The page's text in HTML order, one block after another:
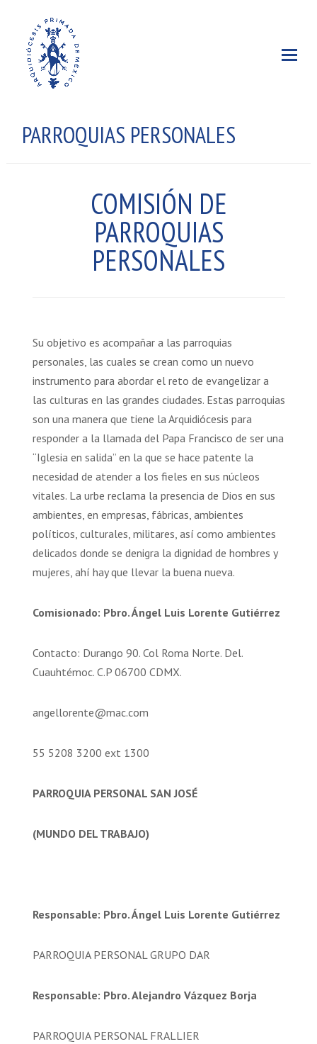
PARROQUIAS PERSONALES
COMISIÓN DE
PARROQUIAS
PERSONALES
Su objetivo es acompañar a las parroquias
personales, las cuales se crean como un nuevo
instrumento para abordar el reto de evangelizar a
las culturas en las grandes ciudades. Estas parroquias
son una manera que tiene la Arquidiócesis para
responder a la llamada del Papa Francisco de ser una
“Iglesia en salida” en la que se hace patente la
necesidad de atender a los fieles en sus núcleos
vitales. La urbe reclama la presencia de Dios en sus
ambientes, en empresas, fábricas, ambientes
políticos, culturales, militares, así como ambientes
delicados donde se denigra la dignidad de hombres y
mujeres, ahí hay que llevar la buena nueva.
Comisionado: Pbro. Ángel Luis Lorente Gutiérrez
Contacto: Durango 90. Col Roma Norte. Del.
Cuauhtémoc. C.P 06700 CDMX.
angellorente@mac.com
55 5208 3200 ext 1300
PARROQUIA PERSONAL SAN JOSÉ
(MUNDO DEL TRABAJO)
Responsable: Pbro. Ángel Luis Lorente Gutiérrez
PARROQUIA PERSONAL GRUPO DAR
Responsable: Pbro. Alejandro Vázquez Borja
PARROQUIA PERSONAL FRALLIER